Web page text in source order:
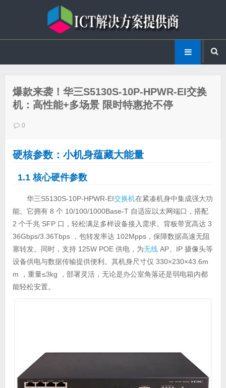
爆款来袭！华三S5130S-10P-HPWR-EI交换
机：高性能+多场景 限时特惠抢不停
0
硬核参数：小机身蕴藏大能量
1.1 核心硬件参数
华三S5130S-10P-HPWR-EI交换机在紧凑机身中集成强大功
能。它拥有 8 个 10/100/1000Base-T 自适应以太网端口，搭配
2 个千兆 SFP 口，轻松满足多样设备接入需求。背板带宽高达 3
36Gbps/3.36Tbps ，包转发率达 102Mpps，保障数据高速无阻
塞转发。同时，支持 125W POE 供电，为无线AP、IP 摄像头等
设备供电与数据传输提供便利。其机身尺寸仅 330×230×43.6m
m ，重量≤3kg ，部署灵活，无论是办公室角落还是弱电箱内都
能轻松安置。